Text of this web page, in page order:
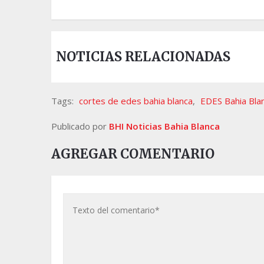
NOTICIAS RELACIONADAS
Tags: cortes de edes bahia blanca, EDES Bahia
Publicado por BHI Noticias Bahia Blanca
AGREGAR COMENTARIO